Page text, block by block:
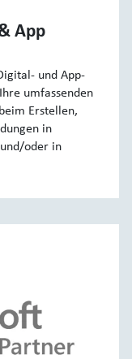
App
und App-
umfassenden
Erstellen,
in
oder in